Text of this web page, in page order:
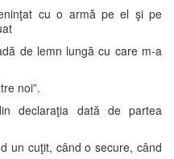
cu o armă pe el şi pe
de lemn lungă cu care m-a
noi”.
declaraţia dată de partea
un cuţit, când o secure, când